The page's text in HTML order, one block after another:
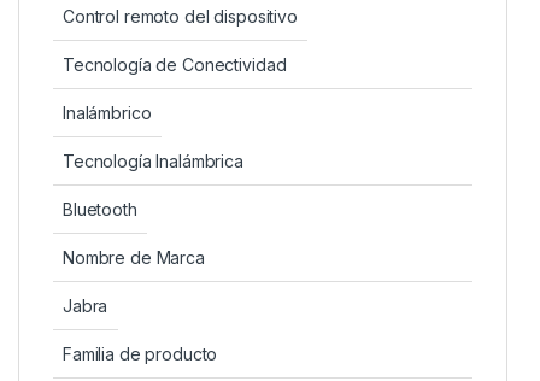
Control remoto del dispositivo
Tecnología de Conectividad
Inalámbrico
Tecnología Inalámbrica
Bluetooth
Nombre de Marca
Jabra
Familia de producto